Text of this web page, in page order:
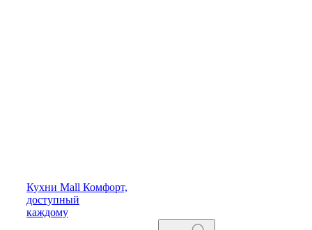
Кухни Mall Комфорт,
доступный
каждому